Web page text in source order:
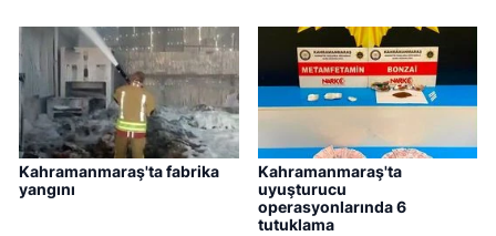
Kahramanmaraş'ta fabrika
yangını
Kahramanmaraş'ta
uyuşturucu
operasyonlarında 6
tutuklama